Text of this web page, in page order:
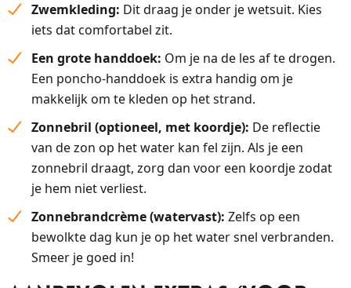
Zwemkleding: Dit draag je onder je wetsuit. Kies
iets dat comfortabel zit.
Een grote handdoek: Om je na de les af te drogen.
Een poncho-handdoek is extra handig om je
makkelijk om te kleden op het strand.
Zonnebril (optioneel, met koordje): De reflectie
van de zon op het water kan fel zijn. Als je een
zonnebril draagt, zorg dan voor een koordje zodat
je hem niet verliest.
Zonnebrandcrème (watervast): Zelfs op een
bewolkte dag kun je op het water snel verbranden.
Smeer je goed in!